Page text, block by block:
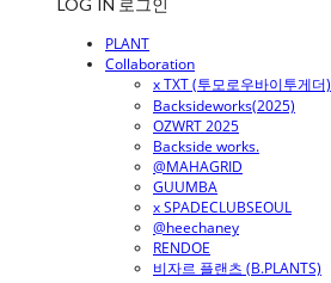
LOG IN 로그인
PLANT
Collaboration
x TXT (투모로우바이투게더)
Backsideworks(2025)
OZWRT 2025
Backside works.
@MAHAGRID
GUUMBA
x SPADECLUBSEOUL
@heechaney
RENDOE
비자르 플랜츠 (B.PLANTS)